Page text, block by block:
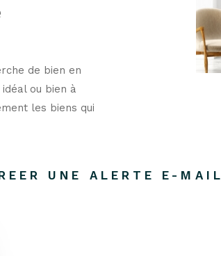
de bien en
ou bien à
les biens qui
UNE ALERTE E-MAIL